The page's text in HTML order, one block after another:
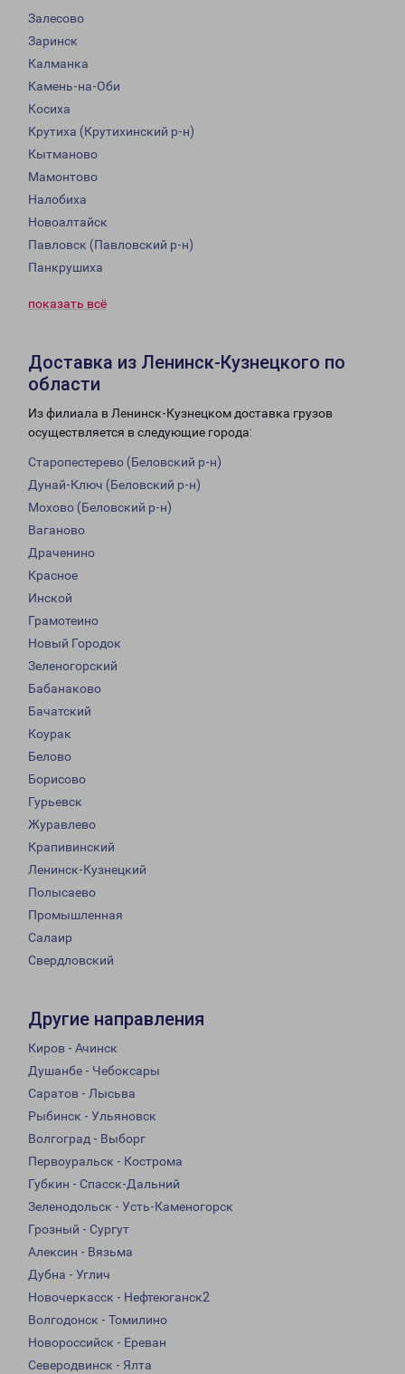
Залесово
Заринск
Калманка
Камень-на-Оби
Косиха
Крутиха (Крутихинский р-н)
Кытманово
Мамонтово
Налобиха
Новоалтайск
Павловск (Павловский р-н)
Панкрушиха
показать всё
Доставка из Ленинск-Кузнецкого по
области
Из филиала в Ленинск-Кузнецком доставка грузов
осуществляется в следующие города:
Старопестерево (Беловский р-н)
Дунай-Ключ (Беловский р-н)
Мохово (Беловский р-н)
Ваганово
Драченино
Красное
Инской
Грамотеино
Новый Городок
Зеленогорский
Бабанаково
Бачатский
Коурак
Белово
Борисово
Гурьевск
Журавлево
Крапивинский
Ленинск-Кузнецкий
Полысаево
Промышленная
Салаир
Свердловский
Другие направления
Киров - Ачинск
Душанбе - Чебоксары
Саратов - Лысьва
Рыбинск - Ульяновск
Волгоград - Выборг
Первоуральск - Кострома
Губкин - Спасск-Дальний
Зеленодольск - Усть-Каменогорск
Грозный - Сургут
Алексин - Вязьма
Дубна - Углич
Новочеркасск - Нефтеюганск2
Волгодонск - Томилино
Новороссийск - Ереван
Северодвинск - Ялта